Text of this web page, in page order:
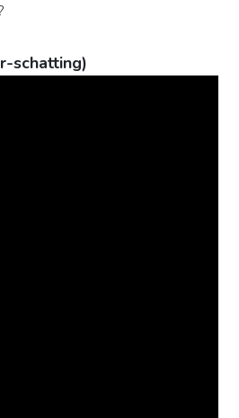
schatting)